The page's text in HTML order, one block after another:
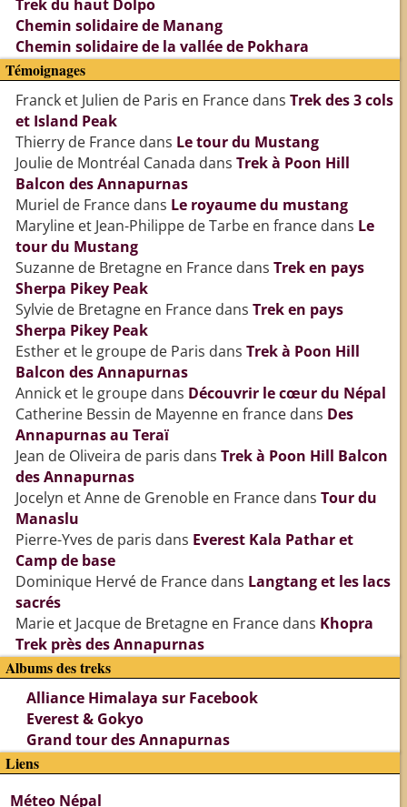
Trek du haut Dolpo
Chemin solidaire de Manang
Chemin solidaire de la vallée de Pokhara
Témoignages
Franck et Julien de Paris en Francedans Trek des 3 cols
et Island Peak
Thierry de Francedans Le tour du Mustang
Joulie de Montréal Canada dans Trek à Poon Hill
Balcon des Annapurnas
Muriel de Francedans Le royaume du mustang
Maryline et Jean-Philippe de Tarbe en francedans Le
tour du Mustang
Suzanne de Bretagne en Francedans Trek en pays
Sherpa Pikey Peak
Sylvie de Bretagne en Francedans Trek en pays
Sherpa Pikey Peak
Esther et le groupe de Paris dans Trek à Poon Hill
Balcon des Annapurnas
Annick et le groupedans Découvrir le cœur du Népal
Catherine Bessin de Mayenne en francedans Des
Annapurnas au Teraï
Jean de Oliveira de paris dans Trek à Poon Hill Balcon
des Annapurnas
Jocelyn et Anne de Grenoble en Francedans Tour du
Manaslu
Pierre-Yves de paris dans Everest Kala Pathar et
Camp de base
Dominique Hervé de Francedans Langtang et les lacs
sacrés
Marie et Jacque de Bretagne en Francedans Khopra
Trek près des Annapurnas
Albums des treks
Alliance Himalaya sur Facebook
Everest & Gokyo
Grand tour des Annapurnas
Liens
Méteo Népal